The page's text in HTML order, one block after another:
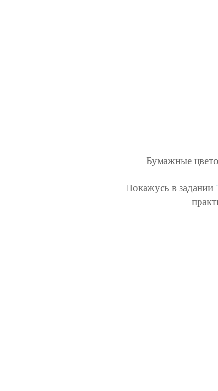
Бумажные
Покажусь в задании